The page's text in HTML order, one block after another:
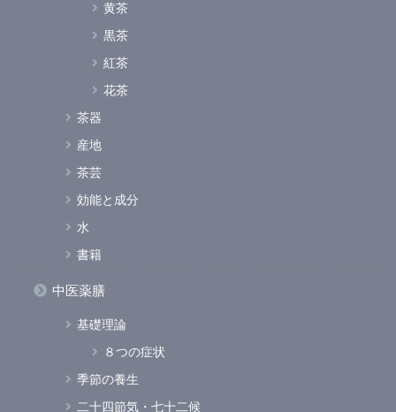
黄茶
黒茶
紅茶
花茶
茶器
産地
茶芸
効能と成分
水
書籍
中医薬膳
基礎理論
８つの症状
季節の養生
二十四節気・七十二候